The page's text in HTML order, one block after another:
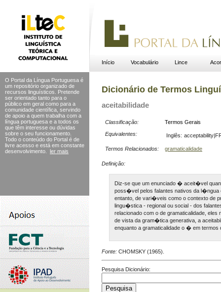
Início Vocabulário Lince
O Portal da Língua Portuguesa é
um repositório organizado de
recursos linguísticos. Pretende
ser orientado tanto para o
público em geral como para a
comunidade científica, servindo
de apoio a quem trabalha com a
língua portuguesa e a todos os
que têm interesse ou dúvidas
sobre o seu funcionamento.
Todo o conteúdo do Portal é de
livre acesso e está em constante
desenvolvimento.
ler mais
Dicionário de Termos
aceitabilidade
Classificação:
Termos Gerais
Equivalentes:
Inglês:
Termos Relacionados: gramaticalidade
Definição:
Diz-se que um enunciado � aceit�vel
poss�vel pelos falantes nativos da
entanto, de vari�veis como o contexto de
lingu�stica - regional ou social - dos
relacionado com o de gramaticalidade,
de vista da gram�tica generativa, a
enquanto a gramaticalidade o � em
Fonte: CHOMSKY (1965).
Pesquisa Dicionário: